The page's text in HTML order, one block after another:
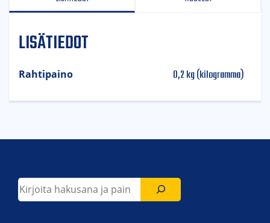
LISÄTIEDOT
Rahtipaino 0,2 kg (kilogramma)
Etsi